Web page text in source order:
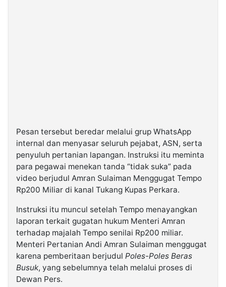
Pesan tersebut beredar melalui grup WhatsApp
internal dan menyasar seluruh pejabat, ASN, serta
penyuluh pertanian lapangan. Instruksi itu meminta
para pegawai menekan tanda “tidak suka” pada
video berjudul Amran Sulaiman Menggugat Tempo
Rp200 Miliar di kanal Tukang Kupas Perkara.
Instruksi itu muncul setelah Tempo menayangkan
laporan terkait gugatan hukum Menteri Amran
terhadap majalah Tempo senilai Rp200 miliar.
Menteri Pertanian Andi Amran Sulaiman menggugat
karena pemberitaan berjudul Poles-Poles Beras
Busuk, yang sebelumnya telah melalui proses di
Dewan Pers.